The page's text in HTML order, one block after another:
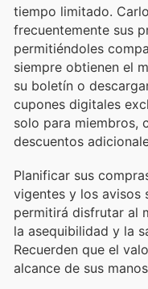
tiempo limitado.
frecuentemente sus
permitiéndoles
siempre obtienen el
su boletín o
cupones digitales
solo para miembros,
descuentos
Planificar sus
vigentes y los avisos
permitirá disfrutar al
la asequibilidad y la
Recuerden que el
alcance de sus